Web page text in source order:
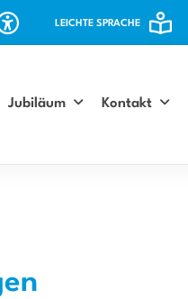
LEICHTE SPRACHE
Jubiläum Kontakt